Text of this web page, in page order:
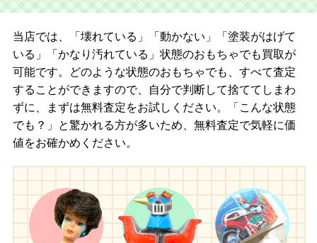
当店では、「壊れている」「動かない」「塗装がはげて
いる」「かなり汚れている」状態のおもちゃでも買取が
可能です。どのような状態のおもちゃでも、すべて査定
することができますので、自分で判断して捨ててしまわ
ずに、まずは無料査定をお試しください。「こんな状態
でも？」と驚かれる方が多いため、無料査定で気軽に価
値をお確かめください。